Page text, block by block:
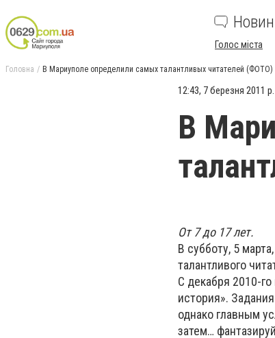
Голос міста
Головна В Мариуполе определили самых талантливых читателей (ФОТО)
12:43, 7 березня 2011 р.
В
От 7 до 17 лет.
В субботу, 5
талантливого
С декабря 2010-
история».
однако главным
затем…